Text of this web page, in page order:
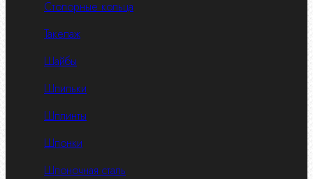
Стопорные кольца
Такелаж
Шайбы
Шпильки
Шплинты
Шпонки
Шпоночная сталь